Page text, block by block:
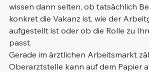
wissen dann selten, ob tatsächlich
konkret die Vakanz ist, wie der
aufgestellt ist oder ob die Rolle zu
passt.
Gerade im ärztlichen Arbeitsmarkt
Oberarztstelle kann auf dem Papier